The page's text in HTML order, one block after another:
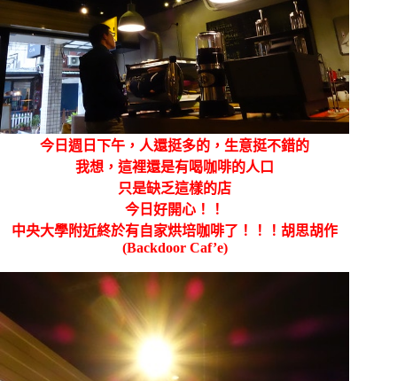
今日週日下午，人還挺多的，生意挺不錯的
我想，這裡還是有喝咖啡的人口
只是缺乏這樣的店
今日好開心！！
中央大學附近終於有自家烘培咖啡了！！！胡思胡作
(Backdoor Caf’e)